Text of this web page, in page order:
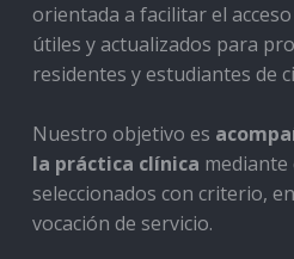
orientada a facilitar el
útiles y actualizados para
residentes y estudiantes de
Nuestro objetivo es
la práctica clínica
seleccionados con criterio,
vocación de servicio.